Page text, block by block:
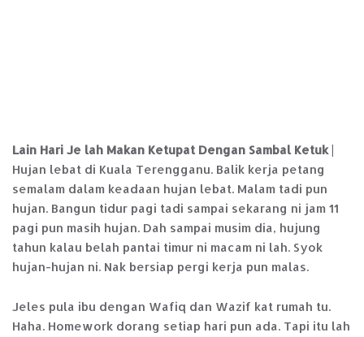
Lain Hari Je lah Makan Ketupat Dengan Sambal Ketuk|
Hujan lebat di Kuala Terengganu. Balik kerja petang
semalam dalam keadaan hujan lebat. Malam tadi pun
hujan. Bangun tidur pagi tadi sampai sekarang ni jam 11
pagi pun masih hujan. Dah sampai musim dia, hujung
tahun kalau belah pantai timur ni macam ni lah. Syok
hujan-hujan ni. Nak bersiap pergi kerja pun malas.
Jeles pula ibu dengan Wafiq dan Wazif kat rumah tu.
Haha. Homework dorang setiap hari pun ada. Tapi itu lah